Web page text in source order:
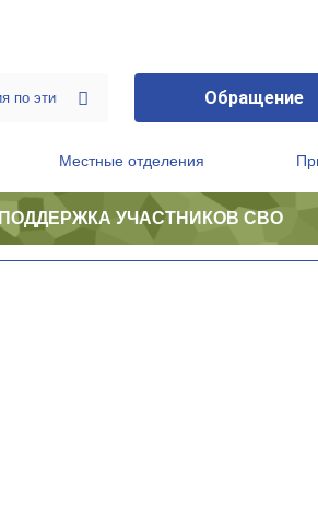
Обращение
Местные отделения
ПОДДЕРЖКА УЧАСТНИКОВ СВО